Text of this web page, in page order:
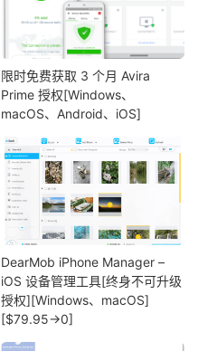
限时免费获取 3 个月 Avira
Prime 授权[Windows、
macOS、Android、iOS]
DearMob iPhone Manager –
iOS 设备管理工具[终身不可升级
授权][Windows、macOS]
[$79.95→0]